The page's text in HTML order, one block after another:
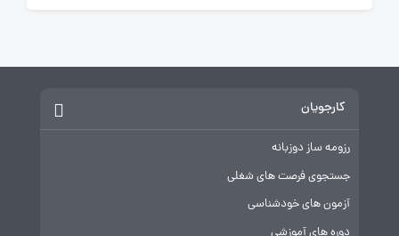
کارجویان
رزومه ساز دوزبانه
جستجوی فرصت های شغلی
آزمون های خودشناسی